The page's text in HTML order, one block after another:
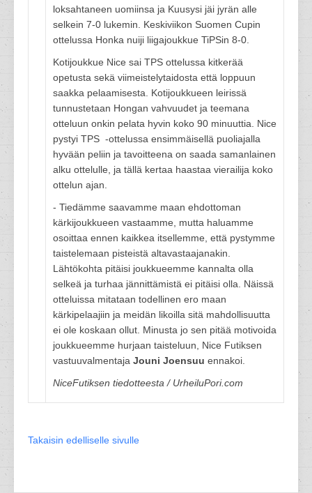
loksahtaneen uomiinsa ja Kuusysi jäi jyrän alle
selkein 7-0 lukemin. Keskiviikon Suomen Cupin
ottelussa Honka nuiji liigajoukkue TiPSin 8-0.
Kotijoukkue Nice sai TPS ottelussa kitkerää
opetusta sekä viimeistelytaidosta että loppuun
saakka pelaamisesta. Kotijoukkueen leirissä
tunnustetaan Hongan vahvuudet ja teemana
otteluun onkin pelata hyvin koko 90 minuuttia. Nice
pystyi TPS -ottelussa ensimmäisellä puoliajalla
hyvään peliin ja tavoitteena on saada samanlainen
alku ottelulle, ja tällä kertaa haastaa vierailija koko
ottelun ajan.
- Tiedämme saavamme maan ehdottoman
kärkijoukkueen vastaamme, mutta haluamme
osoittaa ennen kaikkea itsellemme, että pystymme
taistelemaan pisteistä altavastaajanakin.
Lähtökohta pitäisi joukkueemme kannalta olla
selkeä ja turhaa jännittämistä ei pitäisi olla. Näissä
otteluissa mitataan todellinen ero maan
kärkipelaajiin ja meidän likoilla sitä mahdollisuutta
ei ole koskaan ollut. Minusta jo sen pitää motivoida
joukkueemme hurjaan taisteluun, Nice Futiksen
vastuuvalmentaja Jouni Joensuu ennakoi.
NiceFutiksen tiedotteesta / UrheiluPori.com
Takaisin edelliselle sivulle